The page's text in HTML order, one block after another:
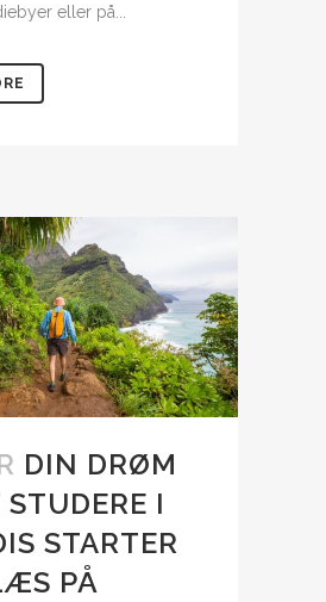
eller på...
DIN DRØM
STUDERE I
STARTER
PÅ